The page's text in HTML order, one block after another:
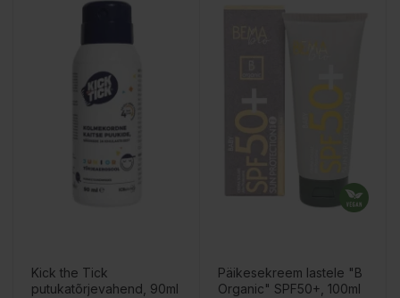
Kick the Tick
putukatõrjevahend, 90ml
Päikesekreem lastele "B
Organic" SPF50+, 100ml